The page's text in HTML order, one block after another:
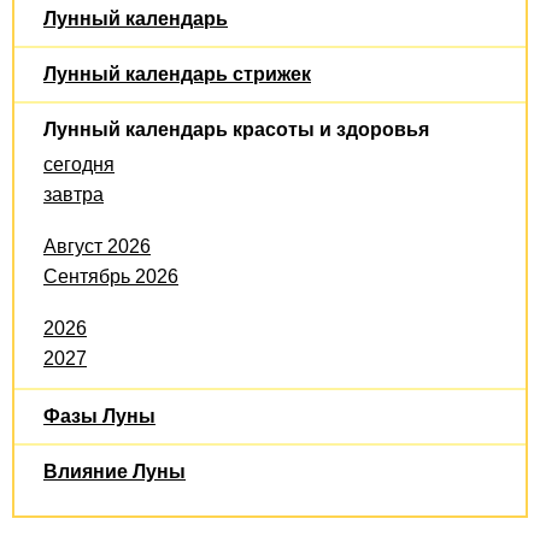
Лунный календарь
Лунный календарь стрижек
Лунный календарь красоты и здоровья
сегодня
завтра
Август 2026
Сентябрь 2026
2026
2027
Фазы Луны
Влияние Луны